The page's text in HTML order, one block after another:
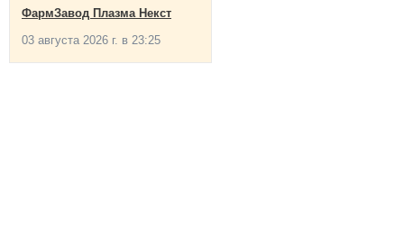
ФармЗавод Плазма Некст
03 августа 2026 г. в 23:25